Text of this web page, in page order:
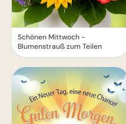
Schönen Mittwoch -
Blumenstrauß zum Teilen